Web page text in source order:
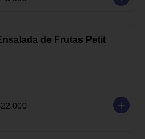
de Frutas Petit